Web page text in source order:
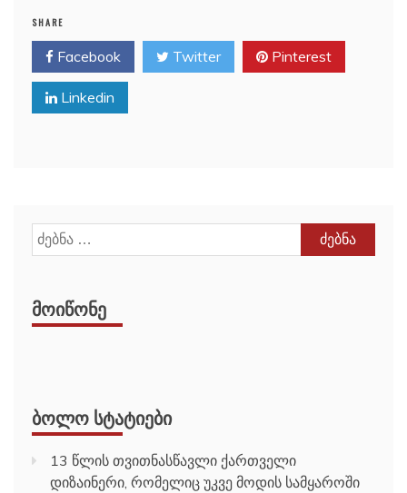
SHARE
Facebook Twitter Pinterest
Linkedin
ძებნა:
ᲛᲝᲘᲬᲝᲜᲔ
ᲑᲝᲚᲝ ᲡᲢᲐᲢᲘᲔᲑᲘ
13 წლის თვითნასწავლი ქართველი
დიზაინერი, რომელიც უკვე მოდის სამყაროში